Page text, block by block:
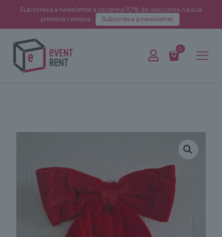
Subscreva a newsletter e obtenha 10% de desconto na sua
primeira compra.
Subscreva a newsletter
0